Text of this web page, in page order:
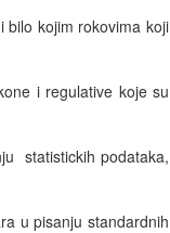
bilo kojim rokovima koji
i regulative koje su
statistickih podataka,
u pisanju standardnih